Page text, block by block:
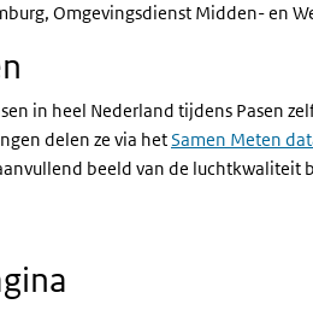
Omgevingsdienst Midden- en
in heel Nederland tijdens Pasen
delen ze via hetSamen Meten
beeld van de luchtkwaliteit